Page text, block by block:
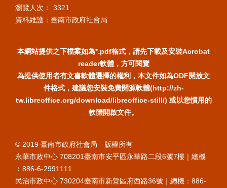
瀏覽人次：
3321
資料維護：臺南市政府社會局
本網站提供之下檔案如為*.pdf格式，請先下載及安裝Acrobat
reader軟體，方可閱覽
為提供使用者有文書軟體選擇的權利，本文件如為ODF開放文
件格式，建議您安裝免費開源軟體(http://zh-
tw.libreoffice.org/download/libreoffice-still/) 或以您慣用的
軟體開啟文件。
© 2019 臺南市政府社會局 版權所有
永華市政中心 708201臺南市安平區永華路二段6號7樓｜總機
︰886-6-2991111
民治市政中心 730204臺南市新營區府西路36號｜總機：886-